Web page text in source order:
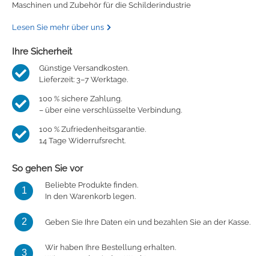
Maschinen und Zubehör für die Schilderindustrie
Lesen Sie mehr über uns
Ihre Sicherheit
Günstige Versandkosten.
Lieferzeit: 3–7 Werktage.
100 % sichere Zahlung.
– über eine verschlüsselte Verbindung.
100 % Zufriedenheitsgarantie.
14 Tage Widerrufsrecht.
So gehen Sie vor
1
Beliebte Produkte finden.
In den Warenkorb legen.
2 Geben Sie Ihre Daten ein und bezahlen Sie an der Kasse.
3
Wir haben Ihre Bestellung erhalten.